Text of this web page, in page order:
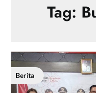
Tag:
Berita